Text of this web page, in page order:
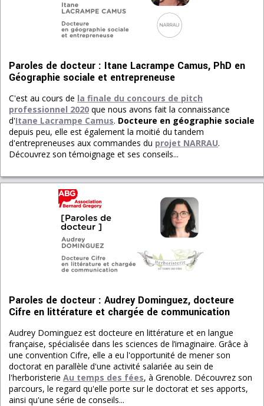
Paroles de docteur : Itane Lacrampe Camus, PhD en
Géographie sociale et entrepreneuse
C'est au cours de la finale du concours de pitch
professionnel 2020 que nous avons fait la connaissance
d'Itane Lacrampe Camus. Docteure en géographie sociale
depuis peu, elle est également la moitié du tandem
d'entrepreneuses aux commandes du projet NARRAU.
Découvrez son témoignage et ses conseils...
Paroles de docteur : Audrey Dominguez, docteure
Cifre en littérature et chargée de communication
Audrey Dominguez est docteure en littérature et en langue
française, spécialisée dans les sciences de l’imaginaire. Grâce à
une convention Cifre, elle a eu l'opportunité de mener son
doctorat en parallèle d'une activité salariée au sein de
l'herboristerie Au temps des fées, à Grenoble. Découvrez son
parcours, le regard qu'elle porte sur le doctorat et ses apports,
ainsi qu'une série de conseils...